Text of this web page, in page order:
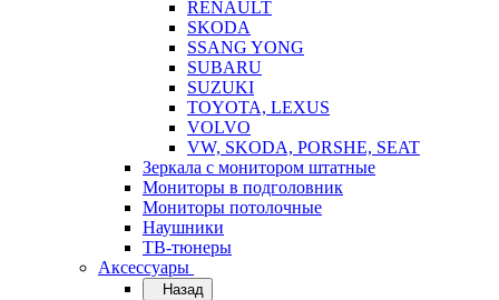
RENAULT
SKODA
SSANG YONG
SUBARU
SUZUKI
TOYOTA, LEXUS
VOLVO
VW, SKODA, PORSHE, SEAT
Зеркала с монитором штатные
Мониторы в подголовник
Мониторы потолочные
Наушники
ТВ-тюнеры
Аксессуары
Назад